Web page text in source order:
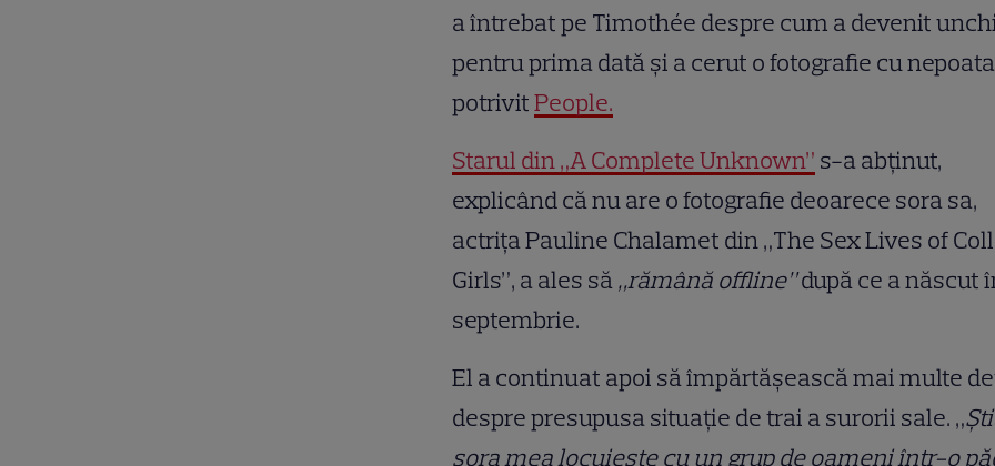
a întrebat pe Timothée despre cum a devenit
pentru prima dată și a cerut o fotografie cu
potrivitPeople.
Starul din „A Complete Unknown” s-a abținut,
explicând că nu are o fotografie deoarece sora sa,
actrița Pauline Chalamet din „The Sex Lives of
Girls”, a ales să„rămână offline”după ce a născut
septembrie.
El a continuat apoi să împărtășească mai multe
despre presupusa situație de trai a surorii sale. „
sora mea locuiește cu un grup de oameni într-o